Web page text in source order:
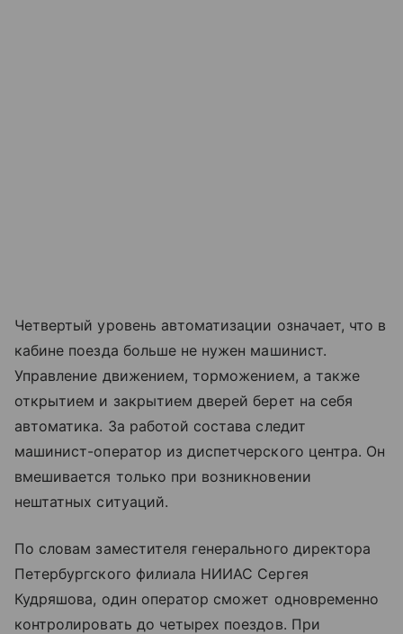
Четвертый уровень автоматизации означает, что в
кабине поезда больше не нужен машинист.
Управление движением, торможением, а также
открытием и закрытием дверей берет на себя
автоматика. За работой состава следит
машинист-оператор из диспетчерского центра. Он
вмешивается только при возникновении
нештатных ситуаций.
По словам заместителя генерального директора
Петербургского филиала НИИАС Сергея
Кудряшова, один оператор сможет одновременно
контролировать до четырех поездов. При